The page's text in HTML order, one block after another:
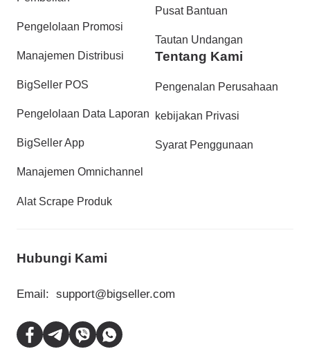
Pengelolaan Promosi
Manajemen Distribusi
BigSeller POS
Pengelolaan Data Laporan
BigSeller App
Manajemen Omnichannel
Alat Scrape Produk
Pusat Bantuan
Tautan Undangan
Tentang Kami
Pengenalan Perusahaan
kebijakan Privasi
Syarat Penggunaan
Hubungi Kami
Email: support@bigseller.com